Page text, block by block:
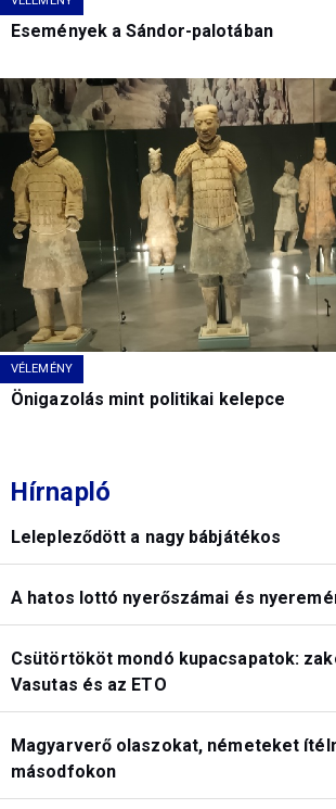
Események a Sándor-palotában
VÉLEMÉNY
Önigazolás mint politikai kelepce
Hírnapló
Lelepleződött a nagy bábjátékos
A hatos lottó nyerőszámai és
Csütörtököt mondó kupacsapatok:
Vasutas és az ETO
Magyarverő olaszokat, németeket
másodfokon